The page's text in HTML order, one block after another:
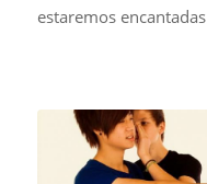
estaremos